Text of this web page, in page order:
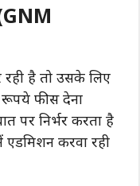
है तो उसके लिए
फीस देना
पर निर्भर करता है
एडमिशन करवा रही